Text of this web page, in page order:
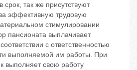
срок, так же присутствуют
эффективную трудовую
стимулировании
пансионата выплачивает
с ответственностью
выполняемой им работы. При
выполняет свою работу